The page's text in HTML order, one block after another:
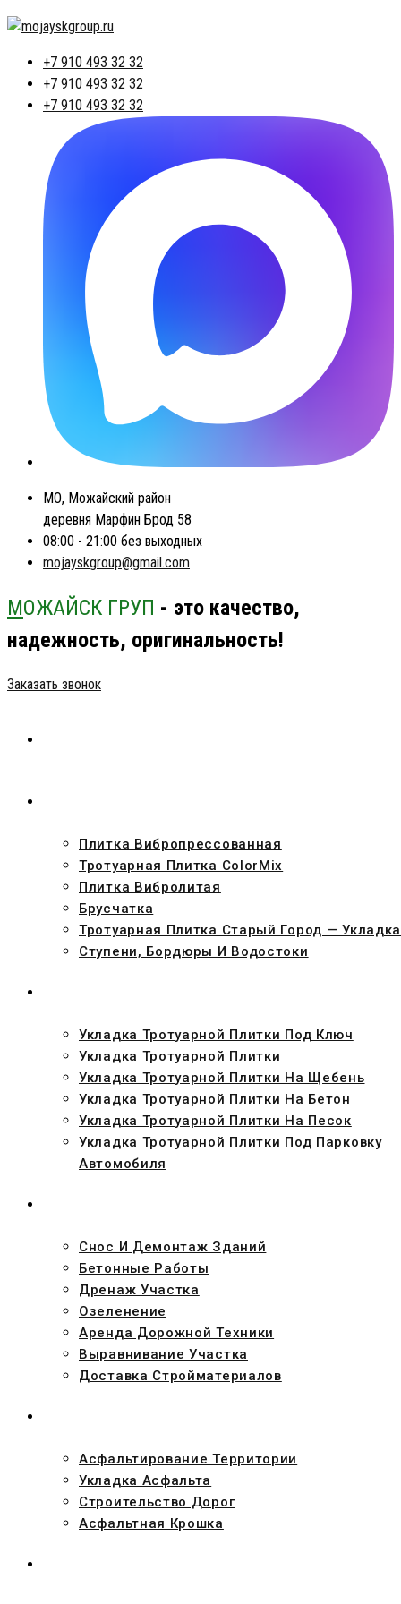
+7 910 493 32 32
+7 910 493 32 32
+7 910 493 32 32
МО, Можайский район
деревня Марфин Брод 58
08:00 - 21:00 без выходных
mojayskgroup@gmail.com
МОЖАЙСК ГРУП - это качество,
надежность, оригинальность!
Заказать звонок
Плитка Вибропрессованная
Тротуарная Плитка ColorMix
Плитка Вибролитая
Брусчатка
Тротуарная Плитка Старый Город — Укладка
Ступени, Бордюры И Водостоки
Укладка Тротуарной Плитки Под Ключ
Укладка Тротуарной Плитки
Укладка Тротуарной Плитки На Щебень
Укладка Тротуарной Плитки На Бетон
Укладка Тротуарной Плитки На Песок
Укладка Тротуарной Плитки Под Парковку
Автомобиля
Снос И Демонтаж Зданий
Бетонные Работы
Дренаж Участка
Озеленение
Аренда Дорожной Техники
Выравнивание Участка
Доставка Стройматериалов
Асфальтирование Территории
Укладка Асфальта
Строительство Дорог
Асфальтная Крошка